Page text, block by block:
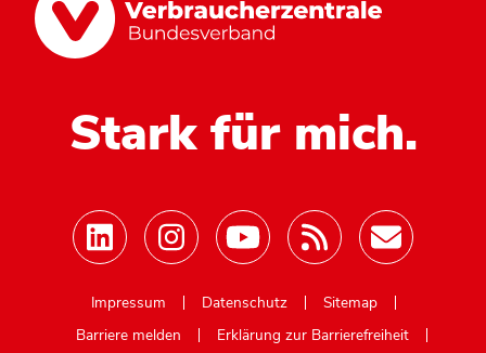
Stark für mich.
Impressum
Datenschutz
Sitemap
Barriere melden
Erklärung zur Barrierefreiheit